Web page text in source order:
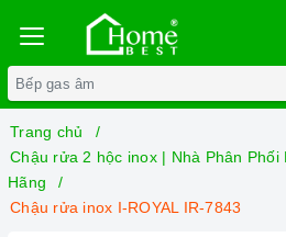
Trang chủ
Chậu rửa 2 hộc inox | Nhà Phân Phối
Hãng
Chậu rửa inox I-ROYAL IR-7843